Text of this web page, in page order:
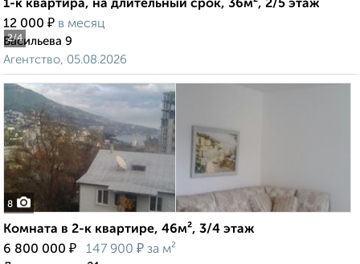
2/4
1-к квартира, на длительный срок, 36м², 2/5 этаж
12 000 ₽ в месяц
Васильева 9
Агентство, 05.08.2026
8
Комната в 2-к квартире, 46м², 3/4 этаж
6 800 000 ₽ 147 900 ₽ за м²